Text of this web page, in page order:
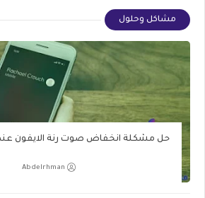
مشاكل وحلول
حل مشكلة انخفاض صوت رنة الايفون عند
Abdelrhman